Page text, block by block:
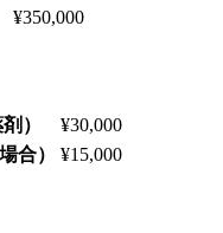
）
¥30,000
合）
¥15,000